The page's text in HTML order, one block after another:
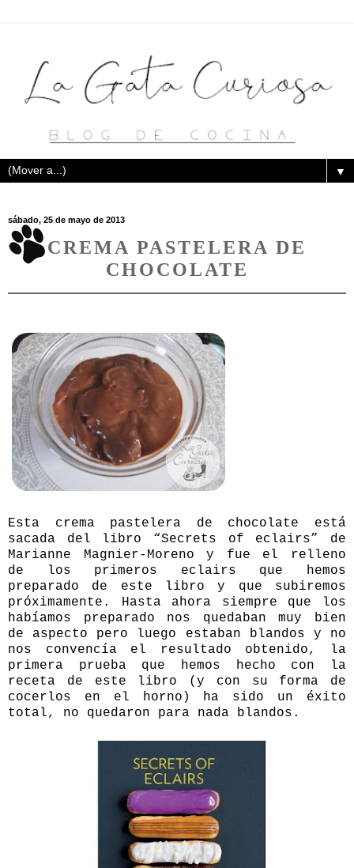
▼
sábado, 25 de mayo de 2013
CREMA PASTELERA DE
CHOCOLATE
Esta crema pastelera de chocolate está
sacada del libro “Secrets of eclairs” de
Marianne Magnier-Moreno y fue el relleno
de los primeros eclairs que hemos
preparado de este libro y que subiremos
próximamente. Hasta ahora siempre que los
habíamos preparado nos quedaban muy bien
de aspecto pero luego estaban blandos y no
nos convencía el resultado obtenido, la
primera prueba que hemos hecho con la
receta de este libro (y con su forma de
cocerlos en el horno) ha sido un éxito
total, no quedaron para nada blandos.